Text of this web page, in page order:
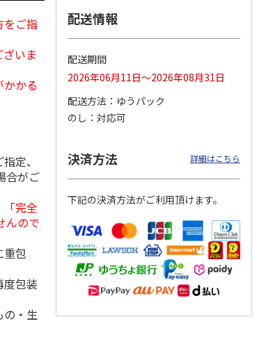
お中元＞江戸日本
4.0 （1）
＜お中元＞ななこ
4.5
（2）
2,160円
(送料・税込)
ん・抹茶わらび餅詰
をご指
いま
かる
定、
合がご
完全
んので
重包
度包装
の・生
配送情報
配送期間
2026年06月11日～2026年08月31日
配送方法
ゆうパック
のし
対応可
決済方法 詳細はこちら
下記の決済方法がご利用頂けます。